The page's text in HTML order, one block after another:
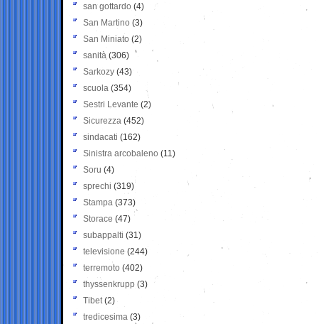
san gottardo (4)
San Martino (3)
San Miniato (2)
sanità (306)
Sarkozy (43)
scuola (354)
Sestri Levante (2)
Sicurezza (452)
sindacati (162)
Sinistra arcobaleno (11)
Soru (4)
sprechi (319)
Stampa (373)
Storace (47)
subappalti (31)
televisione(244)
terremoto (402)
thyssenkrupp (3)
Tibet(2)
tredicesima (3)